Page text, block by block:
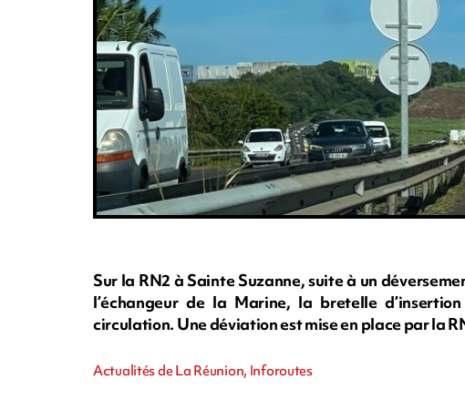
Sur la RN2 à Sainte Suzanne, suite à un
l’échangeur de la Marine, la bretelle
circulation. Une déviation est mise en place par la
Actualités de La Réunion, Inforoutes